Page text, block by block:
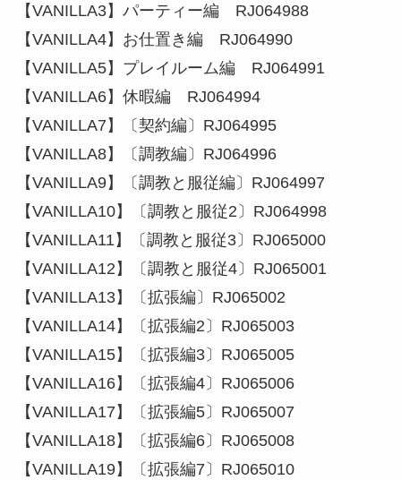
【VANILLA3】パーティー編 RJ064988
【VANILLA4】お仕置き編 RJ064990
【VANILLA5】プレイルーム編 RJ064991
【VANILLA6】休暇編 RJ064994
【VANILLA7】〔契約編〕RJ064995
【VANILLA8】〔調教編〕RJ064996
【VANILLA9】〔調教と服従編〕RJ064997
【VANILLA10】〔調教と服従2〕RJ064998
【VANILLA11】〔調教と服従3〕RJ065000
【VANILLA12】〔調教と服従4〕RJ065001
【VANILLA13】〔拡張編〕RJ065002
【VANILLA14】〔拡張編2〕RJ065003
【VANILLA15】〔拡張編3〕RJ065005
【VANILLA16】〔拡張編4〕RJ065006
【VANILLA17】〔拡張編5〕RJ065007
【VANILLA18】〔拡張編6〕RJ065008
【VANILLA19】〔拡張編7〕RJ065010